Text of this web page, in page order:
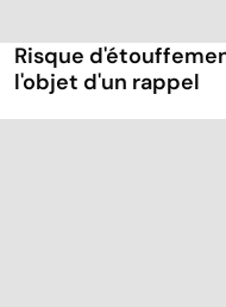
Risque
l'objet d'un rappel